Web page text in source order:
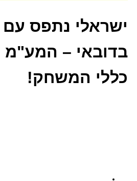
ישראלי נתפס עם
בדובאי –
כללי המשחק!